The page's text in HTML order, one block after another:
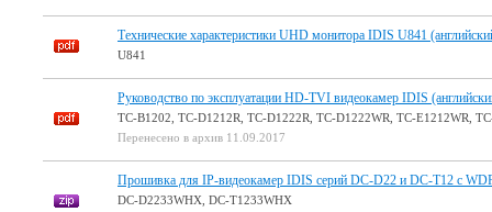
Технические характеристики UHD монитора IDIS U841
U841
Руководство по эксплуатации HD-TVI видеокамер IDIS
TC-B1202, TC-D1212R, TC-D1222R, TC-D1222WR, TC-E1212WR,
Перенесено в архив 11.09.2017
Прошивка для IP-видеокамер IDIS серий DC-D22 и DC-T12 c
DC-D2233WHX, DC-T1233WHX